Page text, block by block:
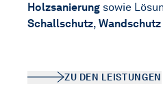
Holzsanierung sowie
Schallschutz,Wandschutz
ZU DEN LEISTUNGEN